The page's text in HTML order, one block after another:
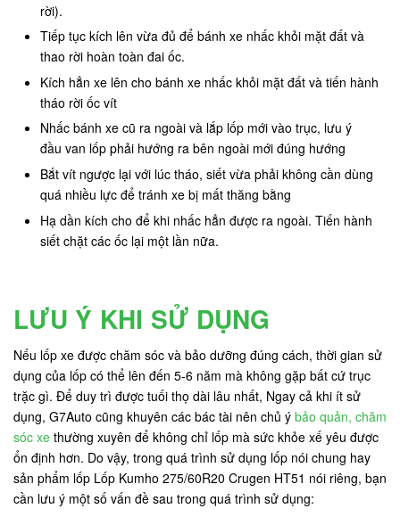
rời).
Tiếp tục kích lên vừa đủ để bánh xe nhấc khỏi mặt đất và
thao rời hoàn toàn đai ốc.
Kích hẳn xe lên cho bánh xe nhấc khỏi mặt đất và tiến hành
tháo rời ốc vít
Nhấc bánh xe cũ ra ngoài và lắp lốp mới vào trục, lưu ý
đầu van lốp phải hướng ra bên ngoài mới đúng hướng
Bắt vít ngược lại với lúc tháo, siết vừa phải không cần dùng
quá nhiều lực để tránh xe bị mất thăng bằng
Hạ dần kích cho để khi nhấc hẳn được ra ngoài. Tiến hành
siết chặt các ốc lại một lần nữa.
LƯU Ý KHI SỬ DỤNG
Nếu lốp xe được chăm sóc và bảo dưỡng đúng cách, thời gian sử
dụng của lốp có thể lên đến 5-6 năm mà không gặp bất cứ trục
trặc gì. Để duy trì được tuối thọ dài lâu nhất, Ngay cả khi ít sử
dụng, G7Auto cũng khuyên các bác tài nên chủ ý bảo quản, chăm
sóc xe thường xuyên để không chỉ lốp mà sức khỏe xế yêu được
ổn định hơn. Do vậy, trong quá trình sử dụng lốp nói chung hay
sản phẩm lốp Lốp Kumho 275/60R20 Crugen HT51 nói riêng, bạn
cần lưu ý một số vấn đề sau trong quá trình sử dụng: